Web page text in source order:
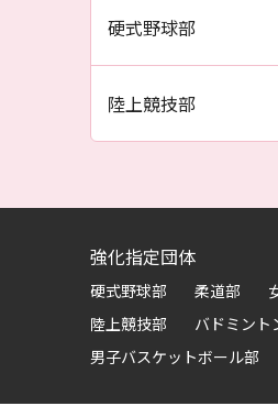
硬式野球部
陸上競技部
強化指定団体
硬式野球部 柔道部
陸上競技部
バドミント
男子バスケットボール部